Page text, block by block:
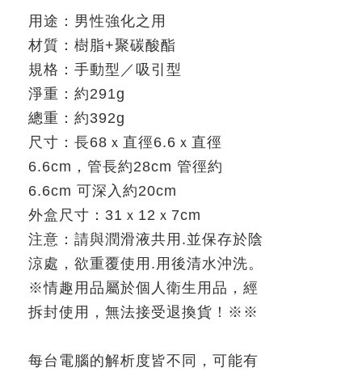
用途：男性強化之用
材質：樹脂+聚碳酸酯
規格：手動型／吸引型
淨重：約291g
總重：約392g
尺寸：長68 ｘ 直徑6.6 ｘ 直徑
6.6cm ，管長約28cm 管徑約
6.6cm 可深入約20cm
外盒尺寸： 31 ｘ 12 ｘ 7cm
注意：請與潤滑液共用 .並保存於陰
涼處，欲重覆使用 .用後清水沖洗。
※情趣用品屬於個人衛生用品，經
拆封使用，無法接受退換貨！ ※※
每台電腦的解析度皆不同，可能有